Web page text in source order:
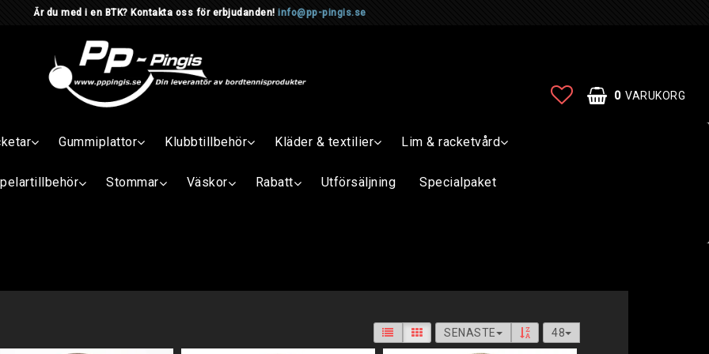
i en BTK? Kontakta oss för erbjudanden! info@pp-pingis.se
0 VARUKORG
Gummiplattor Klubbtillbehör Kläder & textilier Lim & racketvård
Stommar Väskor Rabatt Utförsäljning Specialpaket
SENASTE 48